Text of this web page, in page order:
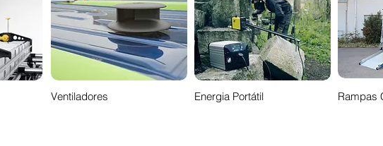
Ventiladores Energia Portátil Rampas